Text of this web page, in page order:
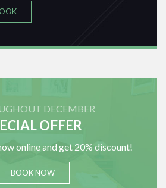
DECEMBER
OFFER
online and get 20% discount!
BOOK NOW